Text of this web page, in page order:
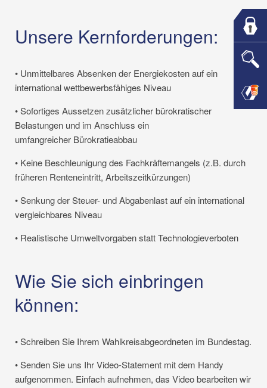
Unsere Kernforderungen:
• Unmittelbares Absenken der Energiekosten auf ein
international wettbewerbsfähiges Niveau
• Sofortiges Aussetzen zusätzlicher bürokratischer
Belastungen und im Anschluss ein
umfangreicher Bürokratieabbau
• Keine Beschleunigung des Fachkräftemangels (z.B. durch
früheren Renteneintritt, Arbeitszeitkürzungen)
• Senkung der Steuer- und Abgabenlast auf ein international
vergleichbares Niveau
• Realistische Umweltvorgaben statt Technologieverboten
Wie Sie sich einbringen
können:
• Schreiben Sie Ihrem Wahlkreisabgeordneten im Bundestag.
• Senden Sie uns Ihr Video-Statement mit dem Handy
aufgenommen. Einfach aufnehmen, das Video bearbeiten wir